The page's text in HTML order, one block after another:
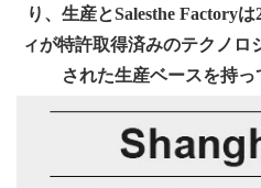
り、生産とSalesthe Factory
ィが特許取得済みのテクノロ